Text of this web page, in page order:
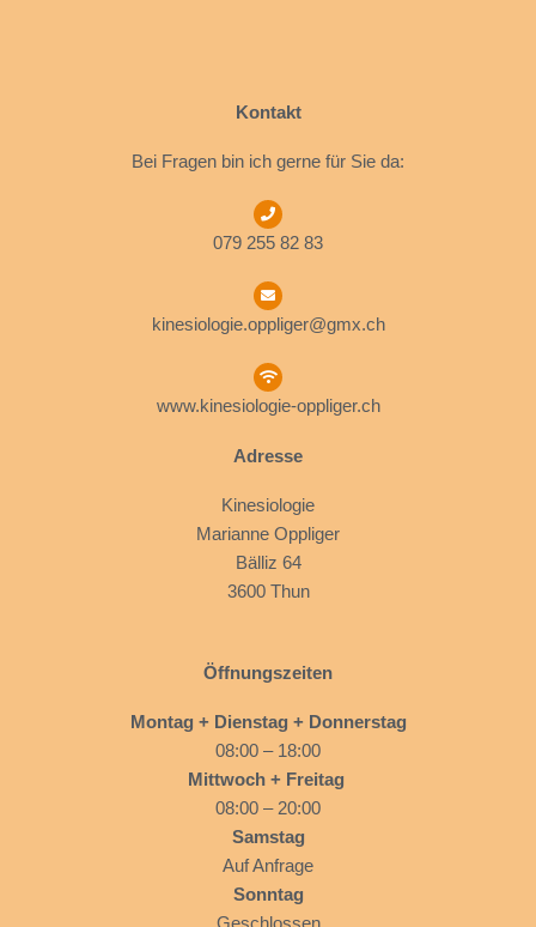
Kontakt
Bei Fragen bin ich gerne für Sie da:
079 255 82 83
kinesiologie.oppliger@gmx.ch
www.kinesiologie-oppliger.ch
Adresse
Kinesiologie
Marianne Oppliger
Bälliz 64
3600 Thun
Öffnungszeiten
Montag + Dienstag + Donnerstag
08:00 – 18:00
Mittwoch + Freitag
08:00 – 20:00
Samstag
Auf Anfrage
Sonntag